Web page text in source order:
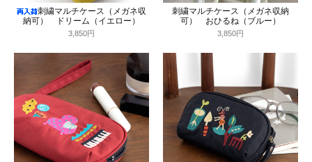
刺繍マルチケース（メガネ収
納可） ドリーム（イエロー）
3,850円
刺繍マルチケース（メガネ収納
可） おひるね（ブルー）
3,850円